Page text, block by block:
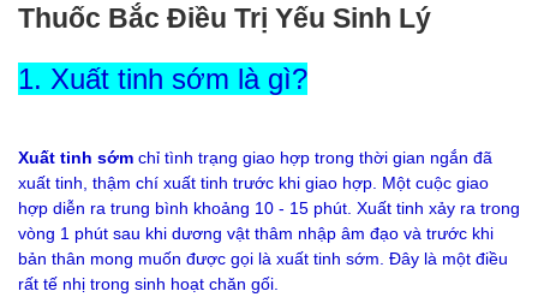
Thuốc Bắc Điều Trị Yếu Sinh Lý
1. Xuất tinh sớm là gì?
Xuất tinh sớm chỉ tình trạng giao hợp trong thời gian ngắn đã
xuất tinh, thậm chí xuất tinh trước khi giao hợp. Một cuộc giao
hợp diễn ra trung bình khoảng 10 - 15 phút. Xuất tinh xảy ra trong
vòng 1 phút sau khi dương vật thâm nhập âm đạo và trước khi
bản thân mong muốn được gọi là xuất tinh sớm. Đây là một điều
rất tế nhị trong sinh hoạt chăn gối.